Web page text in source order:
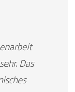
Das